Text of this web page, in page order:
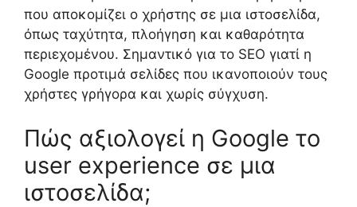
που αποκομίζει ο χρήστης σε μια ιστοσελίδα,
όπως ταχύτητα, πλοήγηση και καθαρότητα
περιεχομένου. Σημαντικό για το SEO γιατί η
Google προτιμά σελίδες που ικανοποιούν τους
χρήστες γρήγορα και χωρίς σύγχυση.
Πώς αξιολογεί η Google το
user experience σε μια
ιστοσελίδα;